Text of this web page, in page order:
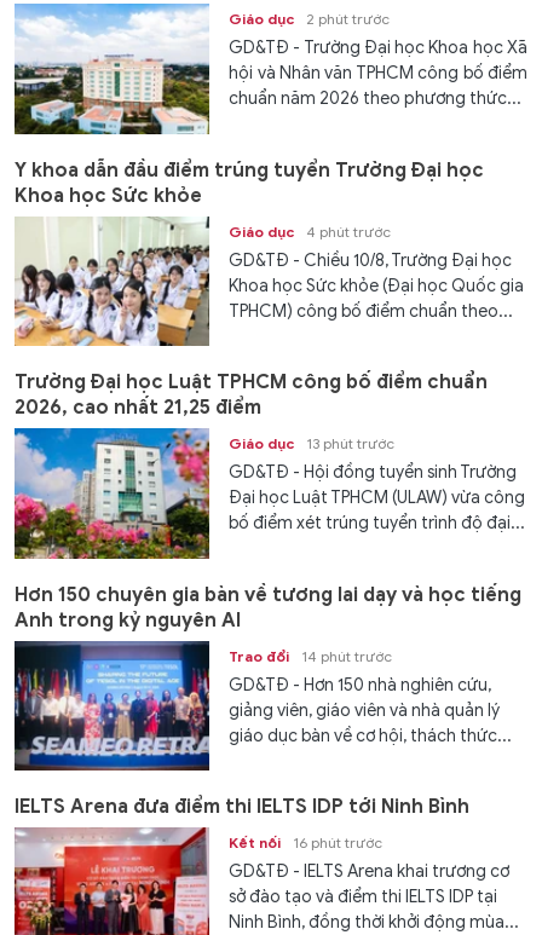
Giáo dục 2 phút trước
GD&TĐ - Trường Đại học Khoa học Xã
hội và Nhân văn TPHCM công bố điểm
chuẩn năm 2026 theo phương thức...
Y khoa dẫn đầu điểm trúng tuyển Trường Đại học
Khoa học Sức khỏe
Giáo dục 4 phút trước
GD&TĐ - Chiều 10/8, Trường Đại học
Khoa học Sức khỏe (Đại học Quốc gia
TPHCM) công bố điểm chuẩn theo...
Trường Đại học Luật TPHCM công bố điểm chuẩn
2026, cao nhất 21,25 điểm
Giáo dục 13 phút trước
GD&TĐ - Hội đồng tuyển sinh Trường
Đại học Luật TPHCM (ULAW) vừa công
bố điểm xét trúng tuyển trình độ đại...
Hơn 150 chuyên gia bàn về tương lai dạy và học tiếng
Anh trong kỷ nguyên AI
Trao đổi 14 phút trước
GD&TĐ - Hơn 150 nhà nghiên cứu,
giảng viên, giáo viên và nhà quản lý
giáo dục bàn về cơ hội, thách thức...
IELTS Arena đưa điểm thi IELTS IDP tới Ninh Bình
Kết nối 16 phút trước
GD&TĐ - IELTS Arena khai trương cơ
sở đào tạo và điểm thi IELTS IDP tại
Ninh Bình, đồng thời khởi động mùa...